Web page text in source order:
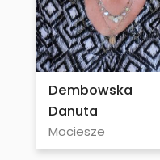
Dembowska
Danuta
Mociesze